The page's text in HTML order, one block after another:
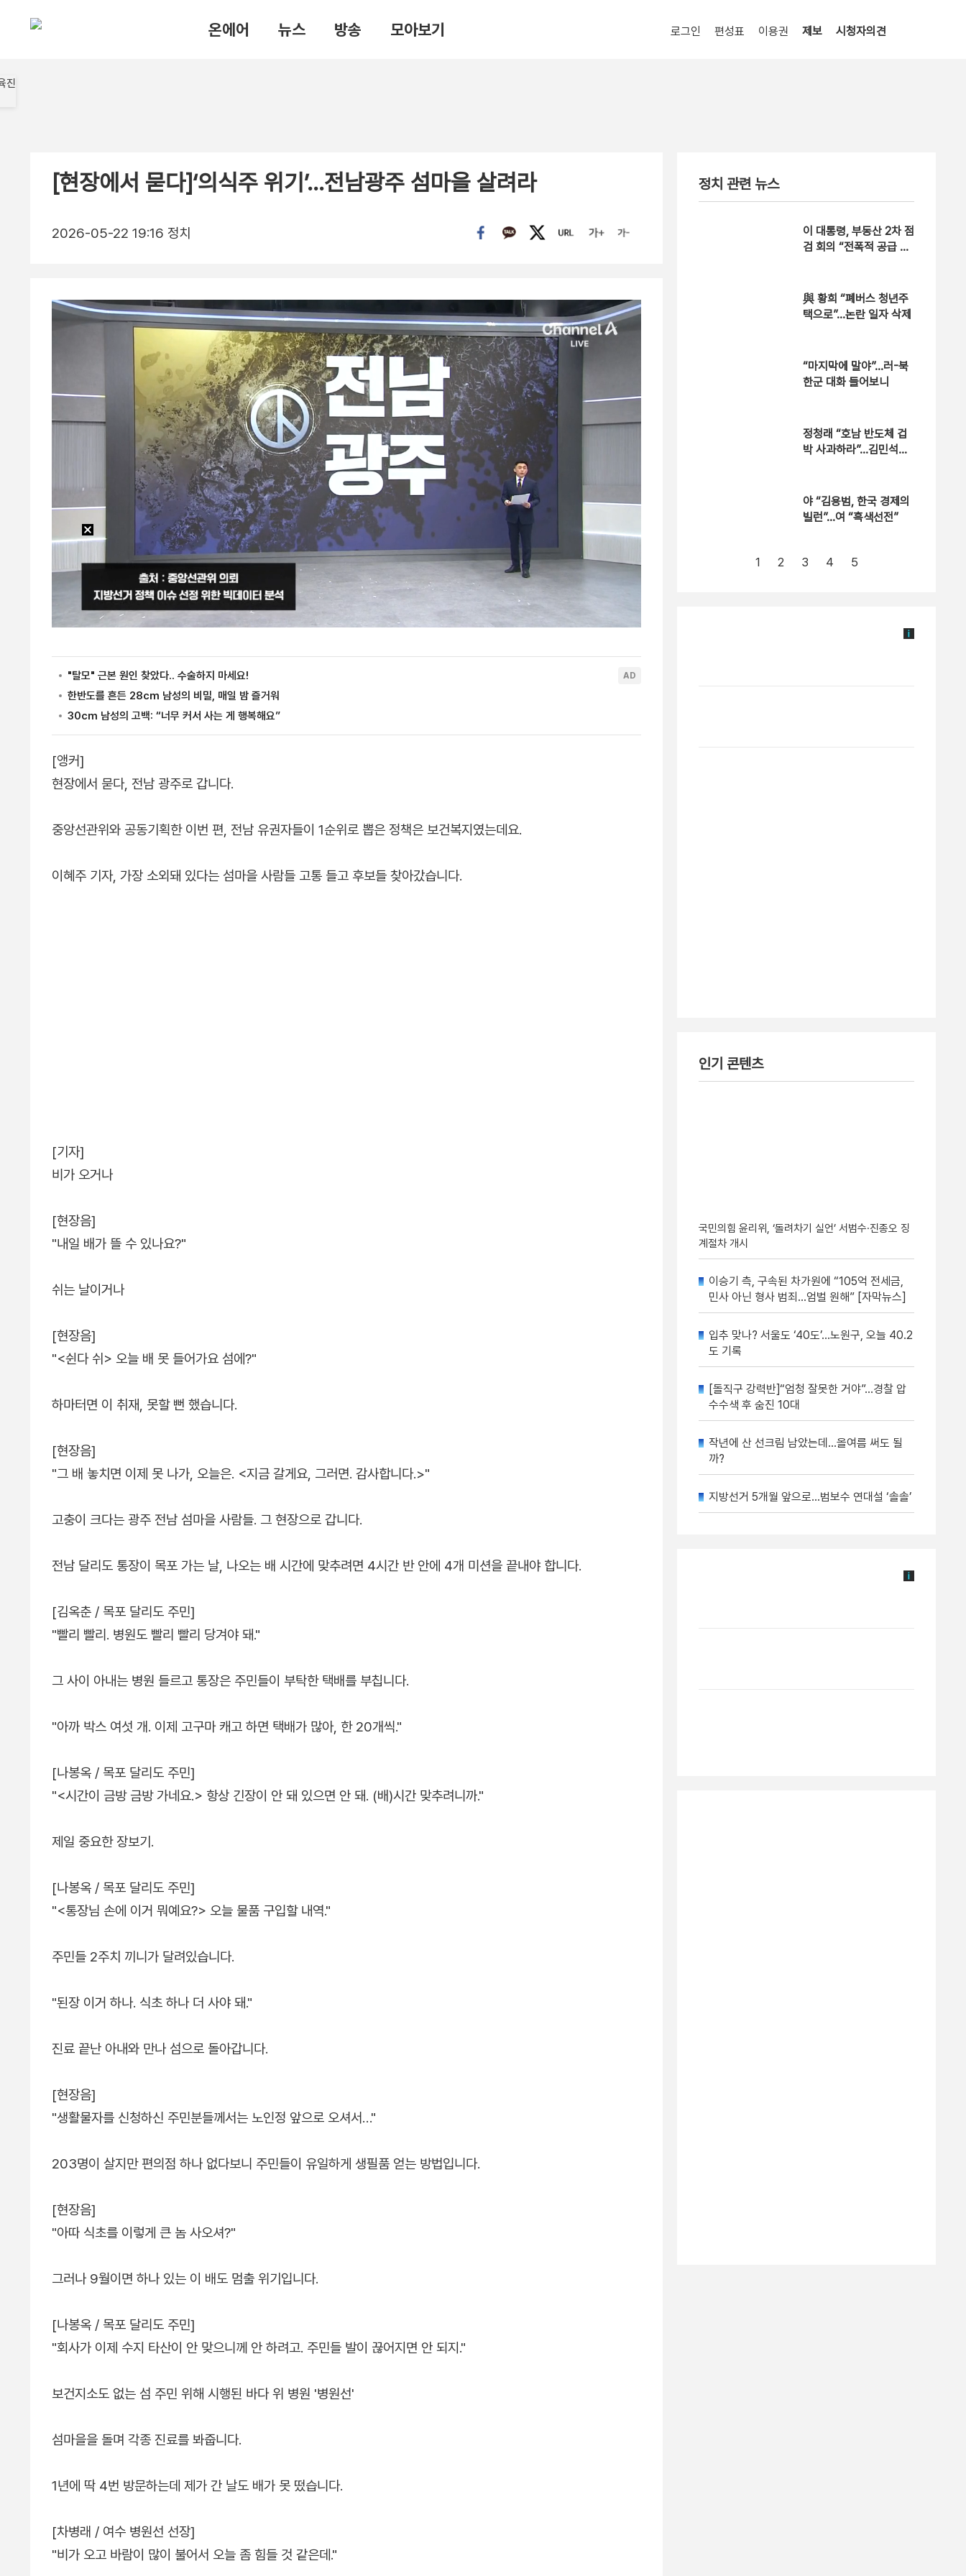
온에어 뉴스 방송 모아보기 로그인 편성표 이용권 제보 시청자의견
[현장에서 묻다]‘의식주 위기’…전남광주 섬마을 살려라
2026-05-22 19:16 정치
[앵커]
현장에서 묻다, 전남 광주로 갑니다.
중앙선관위와 공동기획한 이번 편, 전남 유권자들이 1순위로 뽑은 정책은 보건복지였는데요.
이혜주 기자, 가장 소외돼 있다는 섬마을 사람들 고통 들고 후보들 찾아갔습니다.
[기자]
비가 오거나
[현장음]
"내일 배가 뜰 수 있나요?"
쉬는 날이거나
[현장음]
"<쉰다 쉬> 오늘 배 못 들어가요 섬에?"
하마터면 이 취재, 못할 뻔 했습니다.
[현장음]
"그 배 놓치면 이제 못 나가, 오늘은. <지금 갈게요, 그러면. 감사합니다.>"
고충이 크다는 광주 전남 섬마을 사람들. 그 현장으로 갑니다.
전남 달리도 통장이 목포 가는 날, 나오는 배 시간에 맞추려면 4시간 반 안에 4개 미션을 끝내야 합니다.
[김옥춘 / 목포 달리도 주민]
"빨리 빨리. 병원도 빨리 빨리 당겨야 돼."
그 사이 아내는 병원 들르고 통장은 주민들이 부탁한 택배를 부칩니다.
"아까 박스 여섯 개. 이제 고구마 캐고 하면 택배가 많아, 한 20개씩."
[나봉옥 / 목포 달리도 주민]
"<시간이 금방 금방 가네요.> 항상 긴장이 안 돼 있으면 안 돼. (배)시간 맞추려니까."
제일 중요한 장보기.
[나봉옥 / 목포 달리도 주민]
"<통장님 손에 이거 뭐예요?> 오늘 물품 구입할 내역."
주민들 2주치 끼니가 달려있습니다.
"된장 이거 하나. 식초 하나 더 사야 돼."
진료 끝난 아내와 만나 섬으로 돌아갑니다.
[현장음]
"생활물자를 신청하신 주민분들께서는 노인정 앞으로 오셔서…"
203명이 살지만 편의점 하나 없다보니 주민들이 유일하게 생필품 얻는 방법입니다.
[현장음]
"아따 식초를 이렇게 큰 놈 사오셔?"
그러나 9월이면 하나 있는 이 배도 멈출 위기입니다.
[나봉옥 / 목포 달리도 주민]
"회사가 이제 수지 타산이 안 맞으니께 안 하려고. 주민들 발이 끊어지면 안 되지."
보건지소도 없는 섬 주민 위해 시행된 바다 위 병원 '병원선'
섬마을을 돌며 각종 진료를 봐줍니다.
1년에 딱 4번 방문하는데 제가 간 날도 배가 못 떴습니다.
[차병래 / 여수 병원선 선장]
"비가 오고 바람이 많이 불어서 오늘 좀 힘들 것 같은데."
정치 관련 뉴스
이 대통령, 부동산 2차 점
검 회의 “전폭적 공급 확
與 황희 “폐버스 청년주
택으로”…논란 일자 삭제
“마지막에 말야”…러-북
한군 대화 들어보니
정청래 “호남 반도체 겁
박 사과하라”…김민석
야 “김용범, 한국 경제의
빌런”…여 “흑색선전”
1 2 3 4 5
인기 콘텐츠
국민의힘 윤리위, ‘돌려차기 실언’ 서범수·진종오 징
계절차 개시
이승기 측, 구속된 차가원에 “105억 전세금,
민사 아닌 형사 범죄…엄벌 원해” [자막뉴스]
입추 맞나? 서울도 ‘40도’…노원구, 오늘 40.2
도 기록
[돌직구 강력반]“엄청 잘못한 거야”…경찰 압
수수색 후 숨진 10대
작년에 산 선크림 남았는데…올여름 써도 될
까?
지방선거 5개월 앞으로…범보수 연대설 ‘솔솔’